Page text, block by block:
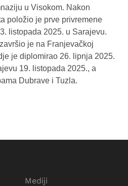
u Visokom. Nakon
položio je prve privremene
listopada 2025. u Sarajevu.
je na Franjevačkoj
je diplomirao 26. lipnja 2025.
19. listopada 2025., a
Dubrave i Tuzla.
Mediji